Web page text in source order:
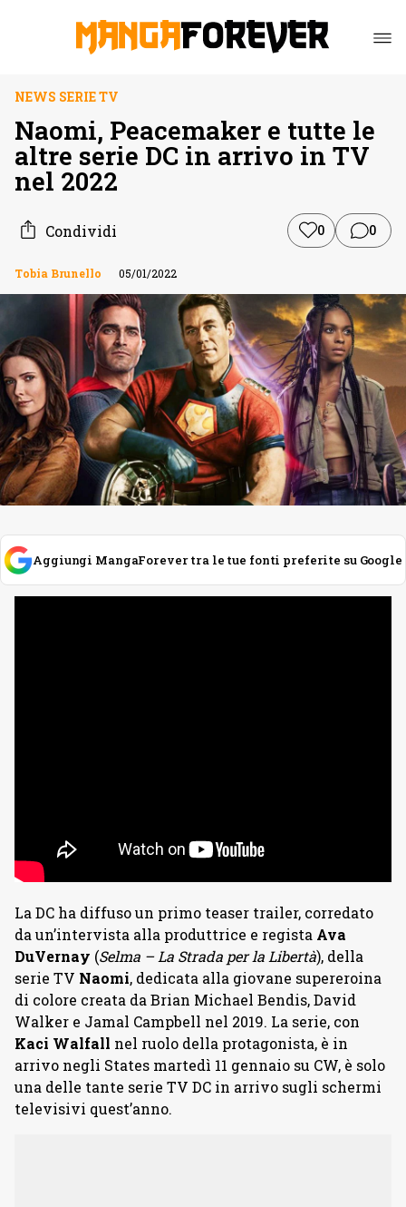
NEWS SERIE TV
Naomi, Peacemaker e tutte le
altre serie DC in arrivo in TV
nel 2022
Condividi 0 0
Tobia Brunello 05/01/2022
Aggiungi MangaForever tra le tue fonti preferite su Google
La DC ha diffuso un primo teaser trailer, corredato
da un’intervista alla produttrice e regista Ava
DuVernay (Selma – La Strada per la Libertà), della
serie TV Naomi, dedicata alla giovane supereroina
di colore creata da Brian Michael Bendis, David
Walker e Jamal Campbell nel 2019. La serie, con
Kaci Walfall nel ruolo della protagonista, è in
arrivo negli States martedì 11 gennaio su CW, è solo
una delle tante serie TV DC in arrivo sugli schermi
televisivi quest’anno.